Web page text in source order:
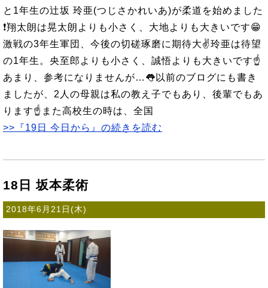
と1年生の辻坂 玲亜(つじさかれいあ)が柔道を始めました
❗翔太朗は晃太朗よりも小さく、大地よりも大きいです😁
激戦の3年生軍団、今後の切磋琢磨に期待大✌玲亜は待望
の1年生。央至郎よりも小さく、誠悟よりも大きいです☝
あまり、参考になりませんが…👅以前のブログにも書き
ましたが、2人の母親は私の教え子でもあり、後輩でもあ
ります☝また高校生の時は、全国
>>『19日 今日から』の続きを読む
18日 坂本柔術
2018年6月21日(木)